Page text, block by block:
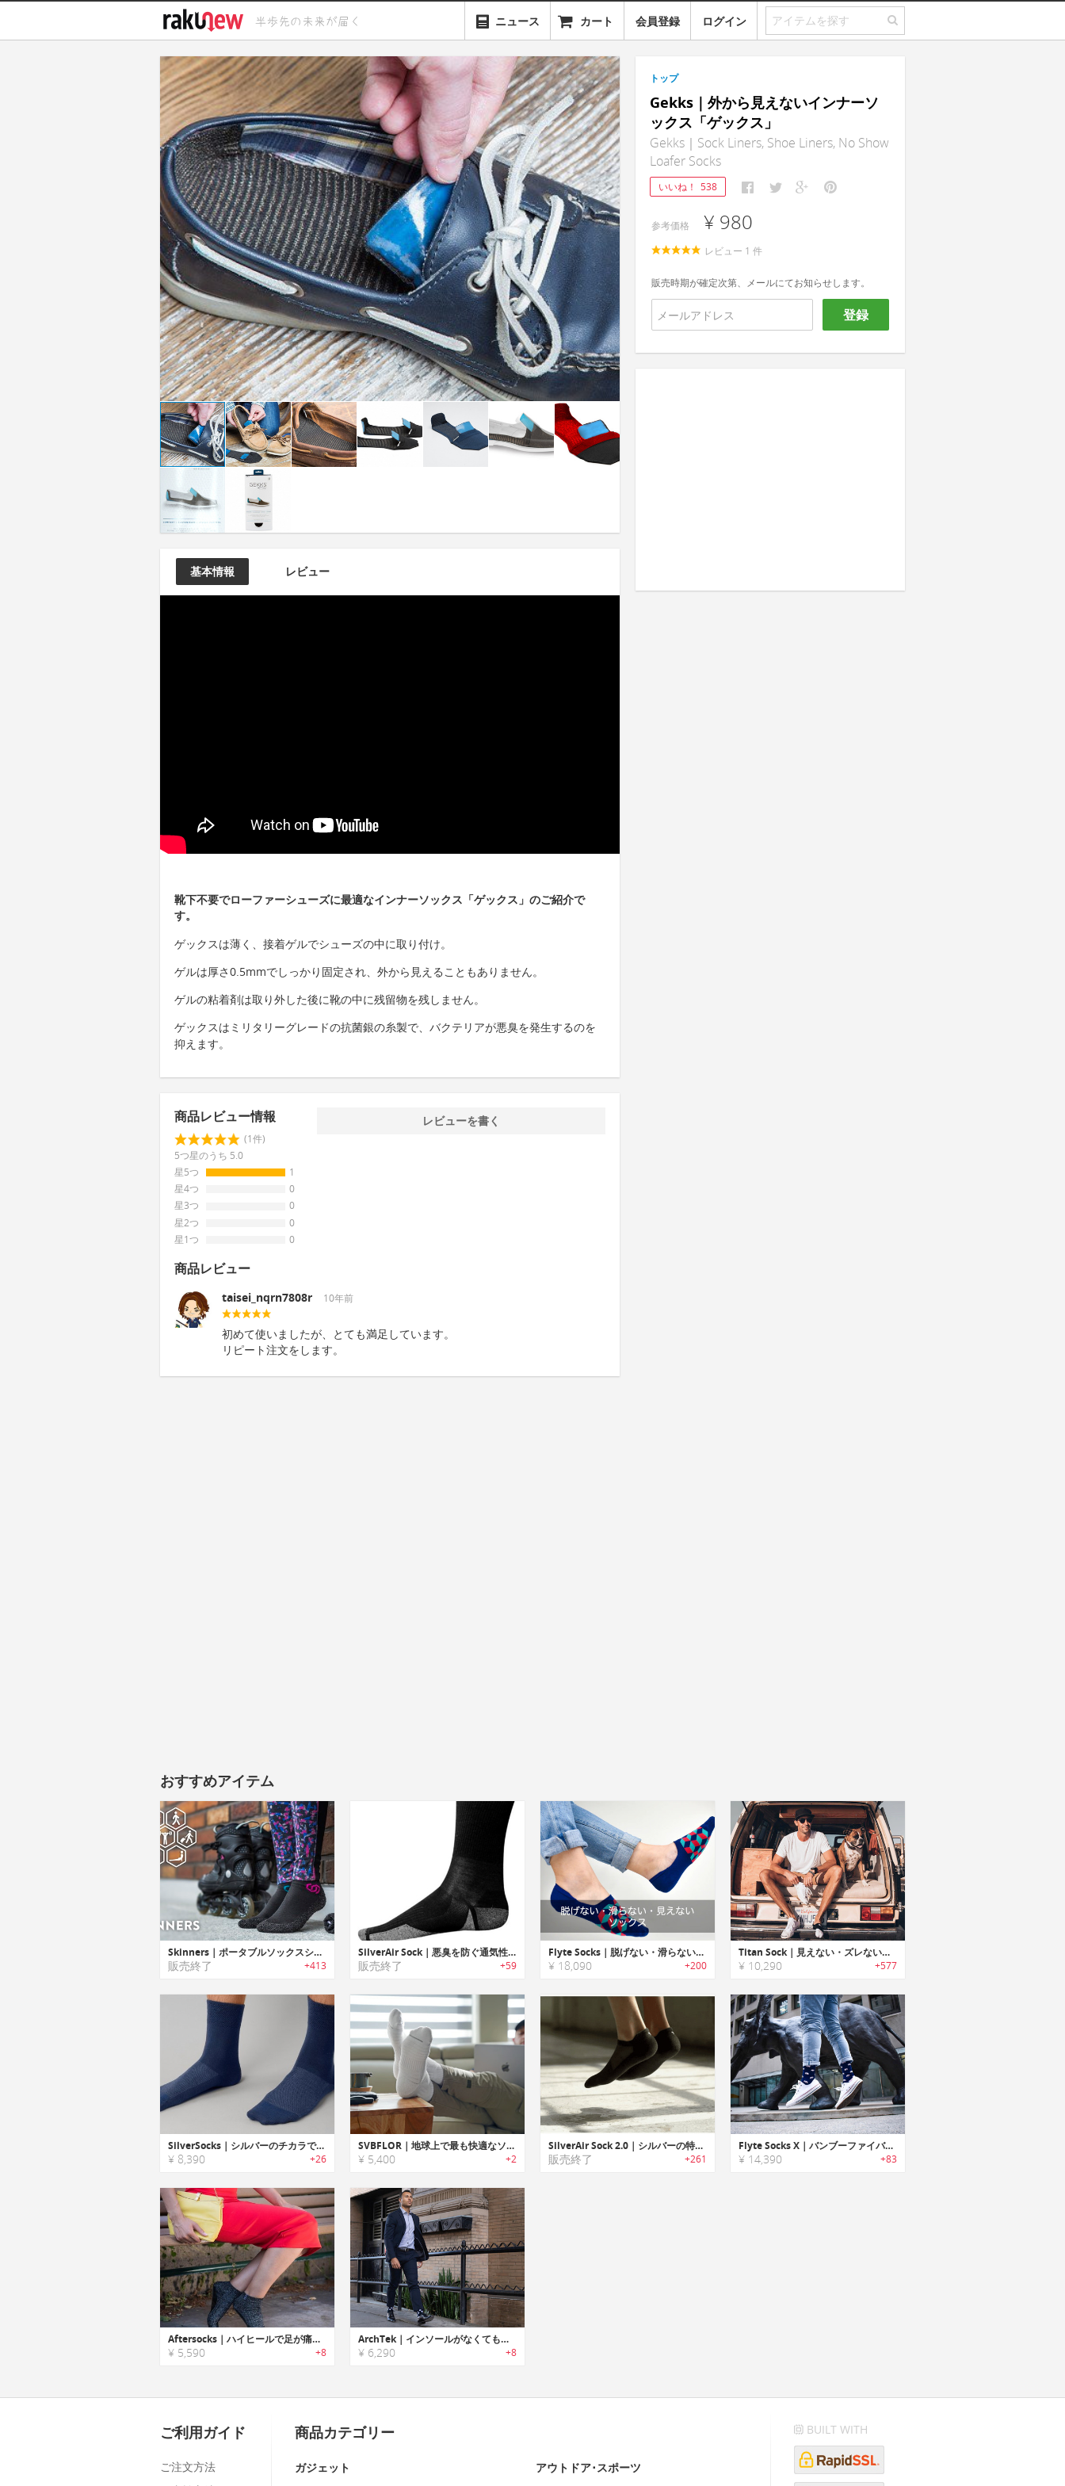
ニュース カート 会員登録 ログイン
基本情報 レビュー
靴下不要でローファーシューズに最適なインナーソックス「ゲックス」のご紹介で
す。
ゲックスは薄く、接着ゲルでシューズの中に取り付け。
ゲルは厚さ0.5mmでしっかり固定され、外から見えることもありません。
ゲルの粘着剤は取り外した後に靴の中に残留物を残しません。
ゲックスはミリタリーグレードの抗菌銀の糸製で、バクテリアが悪臭を発生するのを
抑えます。
商品レビュー情報
(1件)
5つ星のうち 5.0
星5つ
1
星4つ
0
星3つ
0
星2つ
0
星1つ
0
レビューを書く
商品レビュー
taisei_nqrn7808r 10年前
初めて使いましたが、とても満足しています。
リピート注文をします。
トップ
Gekks｜外から見えないインナーソ
ックス「ゲックス」
Gekks｜Sock Liners, Shoe Liners, No Show
Loafer Socks
いいね！ 538
参考価格 ¥ 980
レビュー 1 件
販売時期が確定次第、メールにてお知らせします。
登録
おすすめアイテム
Skinners｜ポータブルソックスシューズ「スキナー」
販売終了 +413
SilverAir Sock｜悪臭を防ぐ通気性抜群の靴下「シルバーエアーソックス」
販売終了 +59
Flyte Socks｜脱げない・滑らない・見えないスニーカーソックス「フライトソックス」
¥ 18,090 +200
Titan Sock｜見えない・ズレない・臭わないノンスリップソックス「タイタン」
¥ 10,290 +577
SilverSocks｜シルバーのチカラで清潔な状態をキープするクルーソックス「シルバーソックス」
¥ 8,390 +26
SVBFLOR｜地球上で最も快適なソックス
¥ 5,400 +2
SilverAir Sock 2.0｜シルバーの特性を活かした防臭ソックス「シルバーエアソックス2.0」
販売終了 +261
Flyte Socks X｜バンブーファイバー製エコフレンドリーソックス「フライトソックスX」
¥ 14,390 +83
Aftersocks｜ハイヒールで足が痛くなった時に活躍するソール付きソックス「アフターソックス」
¥ 5,590 +8
ArchTek｜インソールがなくても足のアーチをサポートする機能性ソックス「アーチテック」
¥ 6,290 +8
ご利用ガイド
ご注文方法
商品カテゴリー
ガジェット アウトドア･スポーツ
BUILT WITH